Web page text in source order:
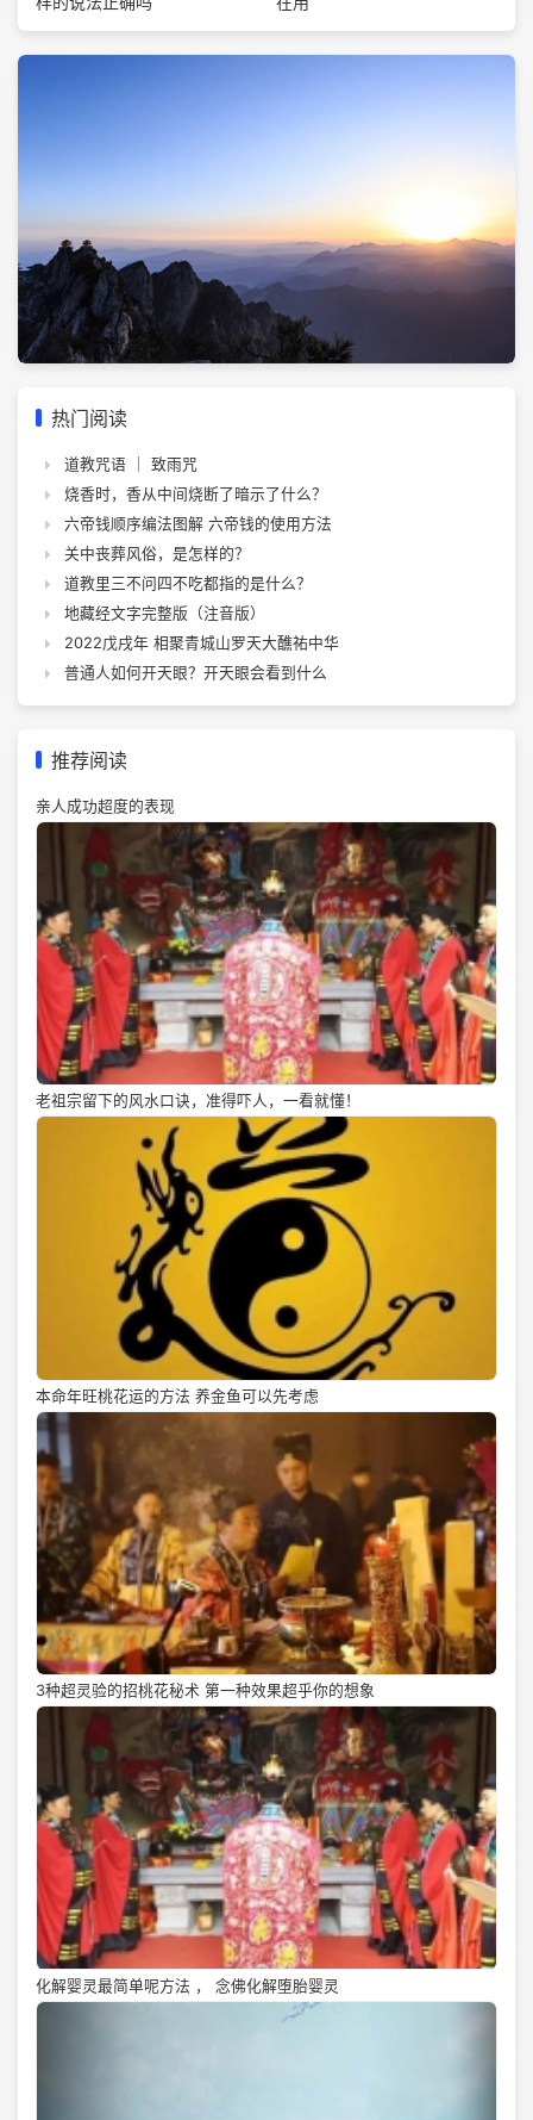
热门阅读
道教咒语 ｜ 致雨咒
烧香时，香从中间烧断了暗示了什么？
六帝钱顺序编法图解 六帝钱的使用方法
关中丧葬风俗，是怎样的？
道教里三不问四不吃都指的是什么？
地藏经文字完整版（注音版）
2022戊戌年 相聚青城山罗天大醮祐中华
普通人如何开天眼？开天眼会看到什么
推荐阅读
亲人成功超度的表现
老祖宗留下的风水口诀，准得吓人，一看就懂！
本命年旺桃花运的方法 养金鱼可以先考虑
3种超灵验的招桃花秘术 第一种效果超乎你的想象
化解婴灵最简单呢方法 ， 念佛化解堕胎婴灵